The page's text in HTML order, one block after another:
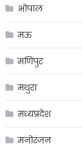
भोपाल
मऊ
मणिपुर
मथुरा
मध्यप्रदेश
मनोरंजन